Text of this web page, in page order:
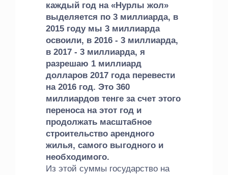
каждый год на «Нурлы жол»
выделяется по 3 миллиарда, в
2015 году мы 3 миллиарда
освоили, в 2016 - 3 миллиарда,
в 2017 - 3 миллиарда, я
разрешаю 1 миллиард
долларов 2017 года перевести
на 2016 год. Это 360
миллиардов тенге за счет этого
переноса на этот год и
продолжать масштабное
строительство арендного
жилья, самого выгодного и
необходимого.
Из этой суммы государство на